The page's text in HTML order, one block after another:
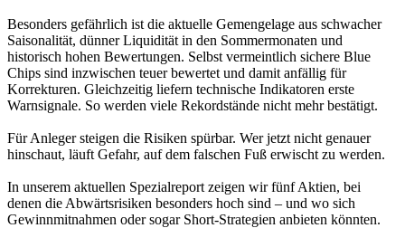
Besonders gefährlich ist die aktuelle Gemengelage aus schwacher
Saisonalität, dünner Liquidität in den Sommermonaten und
historisch hohen Bewertungen. Selbst vermeintlich sichere Blue
Chips sind inzwischen teuer bewertet und damit anfällig für
Korrekturen. Gleichzeitig liefern technische Indikatoren erste
Warnsignale. So werden viele Rekordstände nicht mehr bestätigt.
Für Anleger steigen die Risiken spürbar. Wer jetzt nicht genauer
hinschaut, läuft Gefahr, auf dem falschen Fuß erwischt zu werden.
In unserem aktuellen Spezialreport zeigen wir fünf Aktien, bei
denen die Abwärtsrisiken besonders hoch sind – und wo sich
Gewinnmitnahmen oder sogar Short-Strategien anbieten könnten.